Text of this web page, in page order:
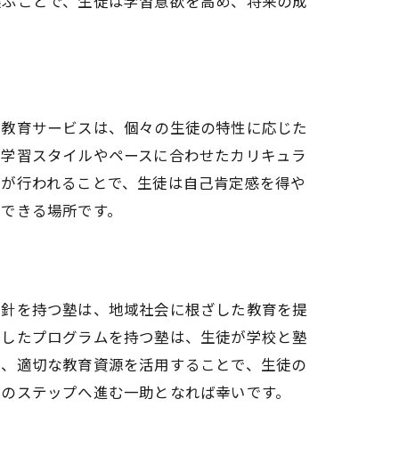
育サービスは、個々の生徒の特性に応じた
習スタイルやペースに合わせたカリキュラ
行われることで、生徒は自己肯定感を得や
きる場所です。
を持つ塾は、地域社会に根ざした教育を提
たプログラムを持つ塾は、生徒が学校と塾
適切な教育資源を活用することで、生徒の
テップへ進む一助となれば幸いです。